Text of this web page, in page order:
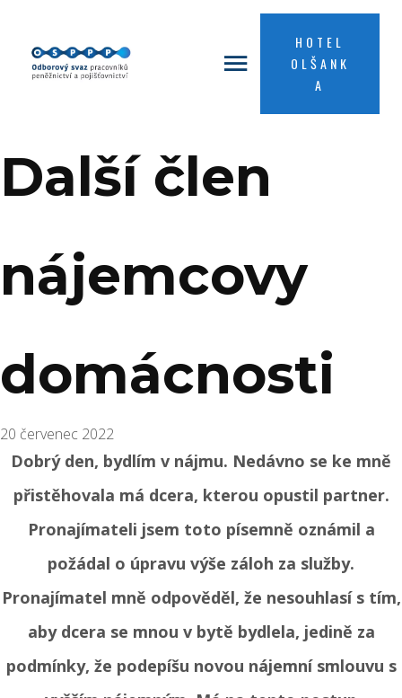
HOTEL
OLŠANK
A
Další člen
nájemcovy
domácnosti
20 červenec 2022
Dobrý den, bydlím v nájmu. Nedávno se ke mně
přistěhovala má dcera, kterou opustil partner.
Pronajímateli jsem toto písemně oznámil a
požádal o úpravu výše záloh za služby.
Pronajímatel mně odpověděl, že nesouhlasí s tím,
aby dcera se mnou v bytě bydlela, jedině za
podmínky, že podepíšu novou nájemní smlouvu s